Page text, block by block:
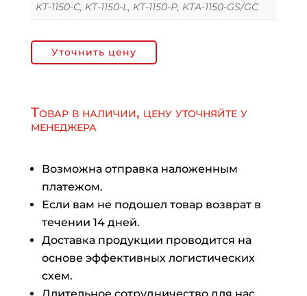
KT-1150-C, KT-1150-L, KT-1150-P, KTA-1150-GS/GC
Уточнить цену
Товар в наличии, цену уточняйте у
менеджера
Возможна отправка наложенным
платежом.
Если вам не подошел товар возврат в
течении 14 дней.
Доставка продукции проводится на
основе эффективных логистических
схем.